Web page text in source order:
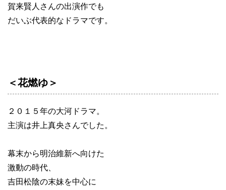
賀来賢人さんの出演作でも
だいぶ代表的なドラマです。
＜花燃ゆ＞
２０１５年の大河ドラマ。
主演は井上真央さんでした。
幕末から明治維新へ向けた
激動の時代、
吉田松陰の末妹を中心に